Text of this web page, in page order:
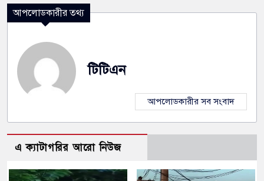
আপলোডকারীর তথ্য
টিটিএন
আপলোডকারীর সব সংবাদ
এ ক্যাটাগরির আরো নিউজ